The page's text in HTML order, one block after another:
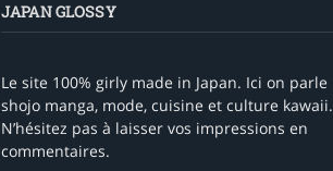
JAPAN GLOSSY
Le site 100% girly made in Japan. Ici on parle
shojo manga, mode, cuisine et culture kawaii.
N’hésitez pas à laisser vos impressions en
commentaires.